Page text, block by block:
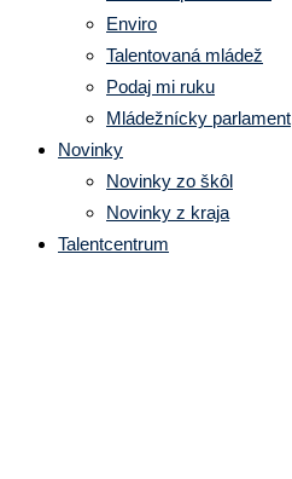
Enviro
Talentovaná mládež
Podaj mi ruku
Mládežnícky parlament
Novinky
Novinky zo škôl
Novinky z kraja
Talentcentrum